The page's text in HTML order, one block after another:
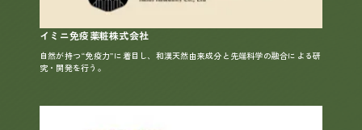
イミニ免疫薬粧株式会社
自然が持つ“免疫力”に着目し、和漢天然由来成分と先端科学の融合による研
究・開発を行う。